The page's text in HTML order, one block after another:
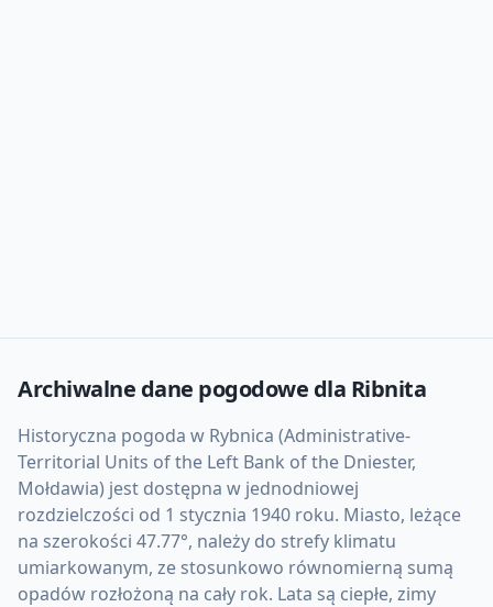
Archiwalne dane pogodowe dla Ribnita
Historyczna pogoda w Rybnica (Administrative-
Territorial Units of the Left Bank of the Dniester,
Mołdawia) jest dostępna w jednodniowej
rozdzielczości od 1 stycznia 1940 roku. Miasto, leżące
na szerokości 47.77°, należy do strefy klimatu
umiarkowanym, ze stosunkowo równomierną sumą
opadów rozłożoną na cały rok. Lata są ciepłe, zimy